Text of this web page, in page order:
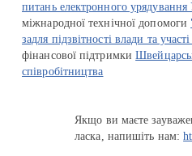
питань електронного урядування
міжнародної технічної допомоги
задля підзвітності влади та
фінансової підтримки
співробітництва
Якщо ви маєте
ласка, напишіть нам: